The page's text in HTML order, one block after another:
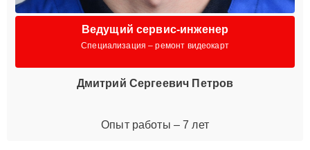
Ведущий сервис-инженер
Специализация – ремонт видеокарт
Дмитрий Сергеевич Петров
Опыт работы – 7 лет